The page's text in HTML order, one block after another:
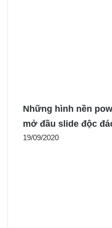
Những hình nền
mở đầu slide độc
19/09/2020